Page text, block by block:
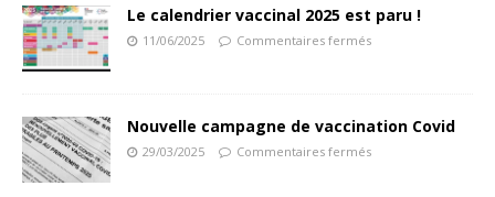
Le calendrier vaccinal 2025 est paru !
11/06/2025 Commentaires fermés
Nouvelle campagne de vaccination Covid
29/03/2025 Commentaires fermés